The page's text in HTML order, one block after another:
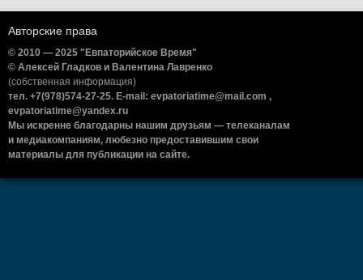
Авторские права
© 2010 — 2025 "Евпаторийское Время"
© Алексей Гладков и Валентина Лавренко
(собственная информация)
тел. +7(978)574-27-25. E-mail: evpatoriatime@mail.com ,
evpatoriatime@yandex.ru
Мы искренне благодарны нашим друзьям — телеканалам
и медиакомпаниям, любезно предоставившим свои
материалы для публикации на сайте.